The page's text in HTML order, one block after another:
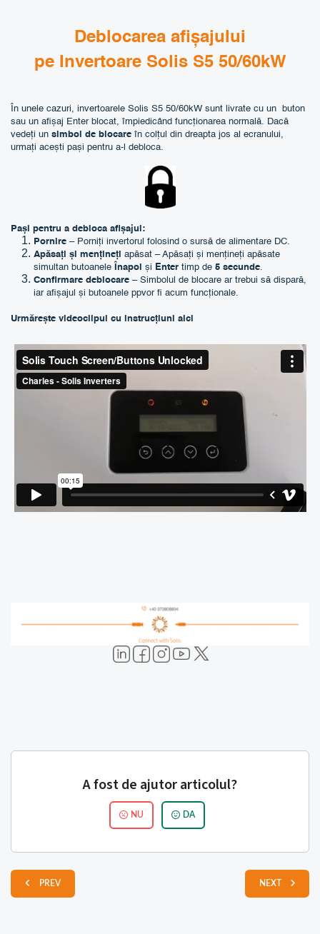
Deblocarea afișajului
pe Invertoare Solis S5 50/60kW
În unele cazuri, invertoarele Solis S5 50/60kW sunt livrate cu un buton
sau un afișaj Enter blocat, împiedicând funcționarea normală. Dacă
vedeți un simbol de blocare în colțul din dreapta jos al ecranului,
urmați acești pași pentru a-l debloca.
Pași pentru a debloca afișajul:
Pornire – Porniți invertorul folosind o sursă de alimentare DC.
Apăsați și mențineți
apăsat – Apăsați și mențineți apăsate
simultan butoanele
Înapoi și Enter timp de 5 secunde.
Confirmare deblocare – Simbolul de blocare ar trebui să dispară,
iar afișajul și butoanele ppvor fi acum funcționale.
Urmărește videoclipul cu instrucțiuni aici
A fost de ajutor articolul?
NU DA
PREV NEXT